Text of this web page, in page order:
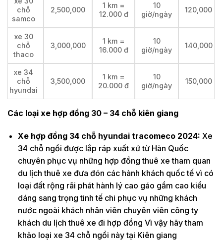
chỗ
samco
2,500,000
1 km =
12.000 đ
10
giờ/ngày
120,000
xe 30
chỗ
thaco
3,000,000
1 km =
16.000 đ
10
giờ/ngày
140,000
xe 34
chỗ
hyundai
3,500,000
1 km =
20.000 đ
10
giờ/ngày
150,000
Các loại xe hợp đồng 30 – 34 chỗ kiên giang
Xe hợp đồng 34 chỗ hyundai tracomeco 2024: Xe
34 chỗ ngồi được lắp ráp xuất xứ từ Hàn Quốc
chuyên phục vụ những hợp đồng thuê xe tham quan
du lịch thuê xe đưa đón các hành khách quốc tế vì có
loại đất rộng rãi phát hành lý cao gáo gầm cao kiểu
dáng sang trọng tinh tế chi phục vụ những khách
nước ngoài khách nhân viên chuyên viên công ty
khách du lịch thuê xe đi hợp đồng Vì vậy hãy tham
khảo loại xe 34 chỗ ngồi này tại Kiên giang